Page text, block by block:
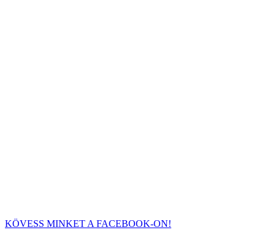
KÖVESS MINKET A FACEBOOK-ON!